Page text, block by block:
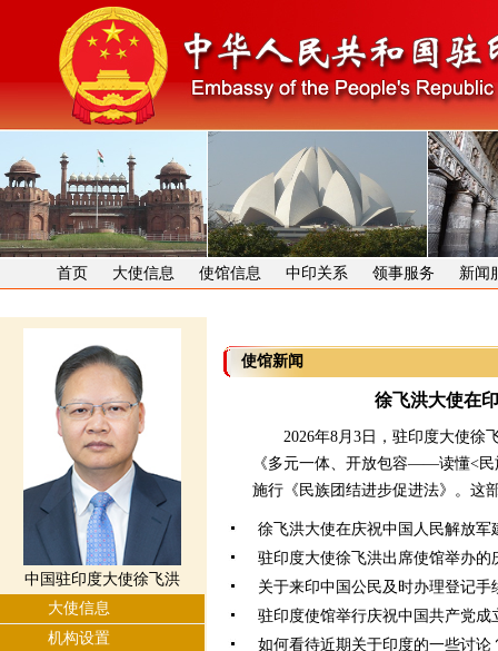
首页 大使信息 使馆信息 中印关系 领事服务 新闻
中国驻印度大使徐飞洪
大使信息
机构设置
使馆新闻
徐飞洪大使在
2026年8月3日，驻印度大使徐飞
《多元一体、开放包容——读懂<
施行《民族团结进步促进法》。这
徐飞洪大使在庆祝中国人民解放军
驻印度大使徐飞洪出席使馆举办
关于来印中国公民及时办理登记手
驻印度使馆举行庆祝中国共产党成
如何看待近期关于印度的一些讨论